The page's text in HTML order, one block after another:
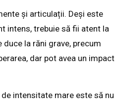
și articulații. Deși este
intens, trebuie să fii atent la
la răni grave, precum
dar pot avea un impact
intensitate mare este să nu